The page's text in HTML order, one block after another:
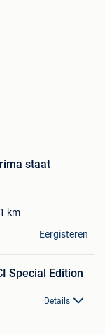
staat
km
Eergisteren
Special Edition
Details